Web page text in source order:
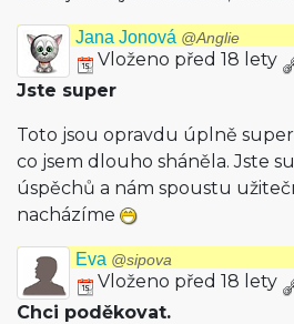
Jana Jonová @Anglie
Vloženo před 18 lety
Jste super
Toto jsou opravdu úplně
co jsem dlouho sháněla. Jste
úspěchů a nám spoustu
nacházíme
Eva @sipova
Vloženo před 18 lety
Chci poděkovat.